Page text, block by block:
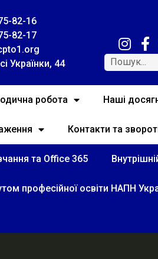
82-16
82-17
Українки, 44
робота Наші
Контакти та
та Office 365
професійної освіти НАПН